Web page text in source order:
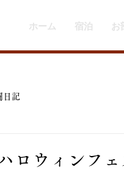
ホーム 宿泊 お
日記
ロウィンフ